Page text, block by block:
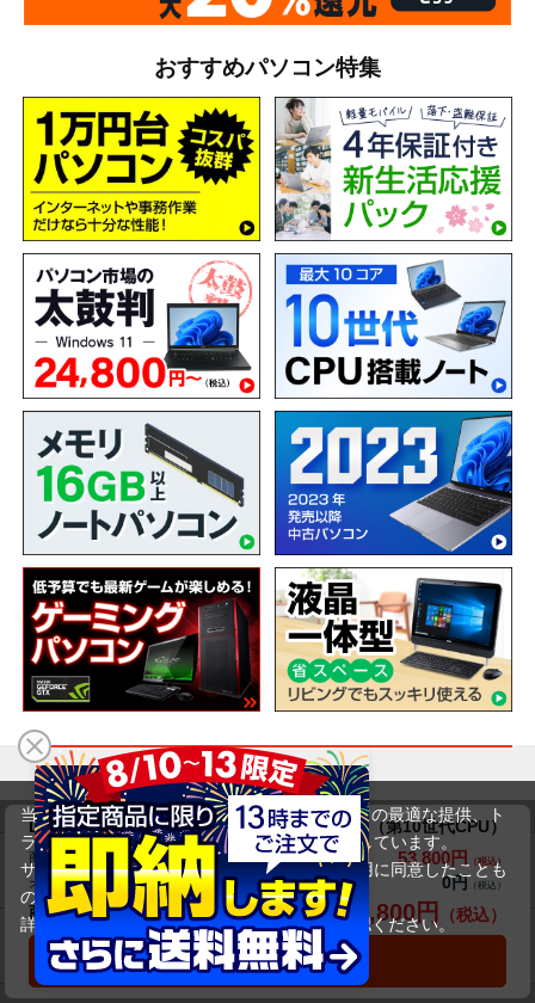
Dynabook(旧東芝) dynabook P1-G6MD-BJ（第10世代CPU）
商品価格(税込) 53,800円
オプション小計価格(税込)
0円
商品合計価格(税込)
53,800円
カートに入れる
おすすめパソコン特集
ショッピングガイド
送料について 交換・返品について
お届けについて 商品・保証について
当サイトでは利用体験の向上およびコンテンツの最適な提供、ト
ラフィックの分析を目的としてCookieを使用しています。
サイトの閲覧を継続された場合、Cookieの利用に同意したことも
のといたします。
詳細については
プライバシーポリシーをご確認ください。
承諾する